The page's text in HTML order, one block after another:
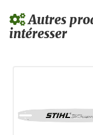
Autres
intéresser